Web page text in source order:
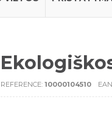
REFERENCE: 10000104510